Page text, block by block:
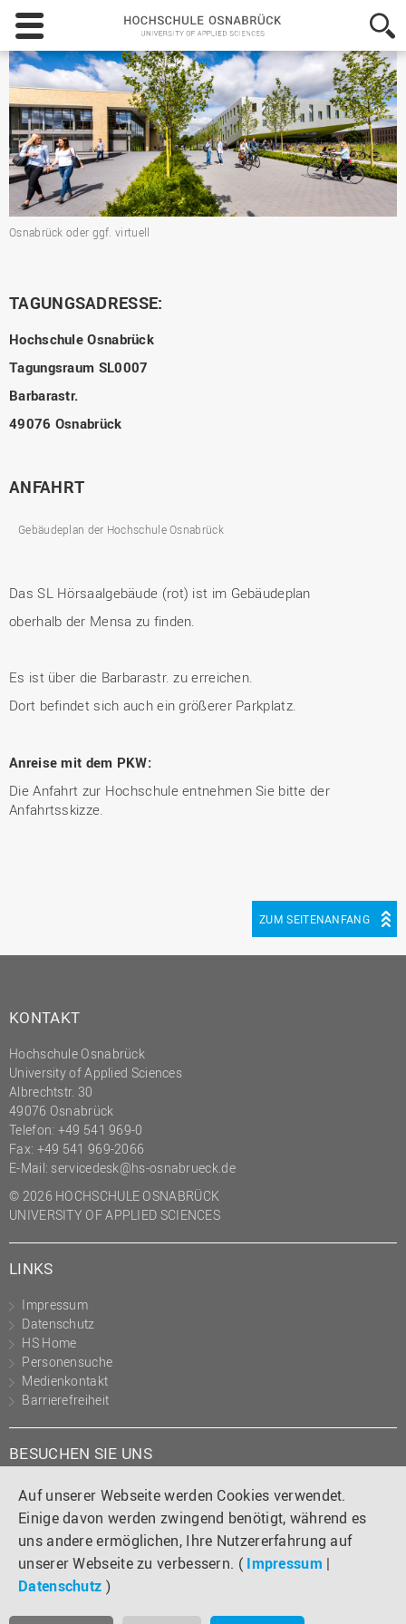
Auf unserer Webseite werden Cookies verwendet.
Einige davon werden zwingend benötigt, während es
uns andere ermöglichen, Ihre Nutzererfahrung auf
unserer Webseite zu verbessern. ( Impressum |
Datenschutz )
Hochschule
Osnabrück
-
University
of
Applied
Sciences
Osnabrück oder ggf. virtuell
TAGUNGSADRESSE:
Hochschule Osnabrück
Tagungsraum SL0007
Barbarastr.
49076 Osnabrück
ANFAHRT
Gebäudeplan der Hochschule Osnabrück
Das SL Hörsaalgebäude (rot) ist im Gebäudeplan
oberhalb der Mensa zu finden.
Es ist über die Barbarastr. zu erreichen.
Dort befindet sich auch ein größerer Parkplatz.
Anreise mit dem PKW:
Die Anfahrt zur Hochschule entnehmen Sie bitte der
Anfahrtsskizze.
ZUM SEITENANFANG
KONTAKT
Hochschule Osnabrück
University of Applied Sciences
Albrechtstr. 30
49076 Osnabrück
Telefon: +49 541 969-0
Fax: +49 541 969-2066
E-Mail: servicedesk@hs-osnabrueck.de
© 2026 HOCHSCHULE OSNABRÜCK
UNIVERSITY OF APPLIED SCIENCES
LINKS
Impressum
Datenschutz
HS Home
Personensuche
Medienkontakt
Barrierefreiheit
BESUCHEN SIE UNS
Instagram
TiktokLinkedIn
YouTube
Facebook